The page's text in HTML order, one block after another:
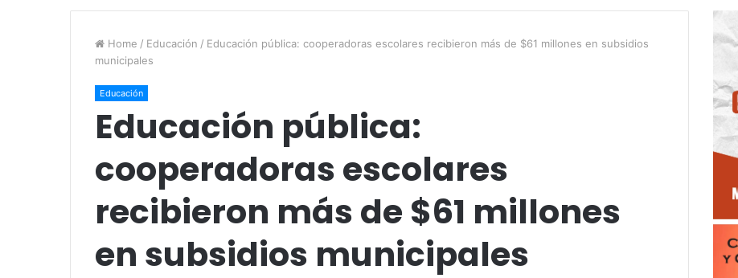
Home / Educación / Educación pública: cooperadoras escolares recibieron más de $61 millones en subsidios
municipales
Educación
Educación pública:
cooperadoras escolares
recibieron más de $61 millones
en subsidios municipales